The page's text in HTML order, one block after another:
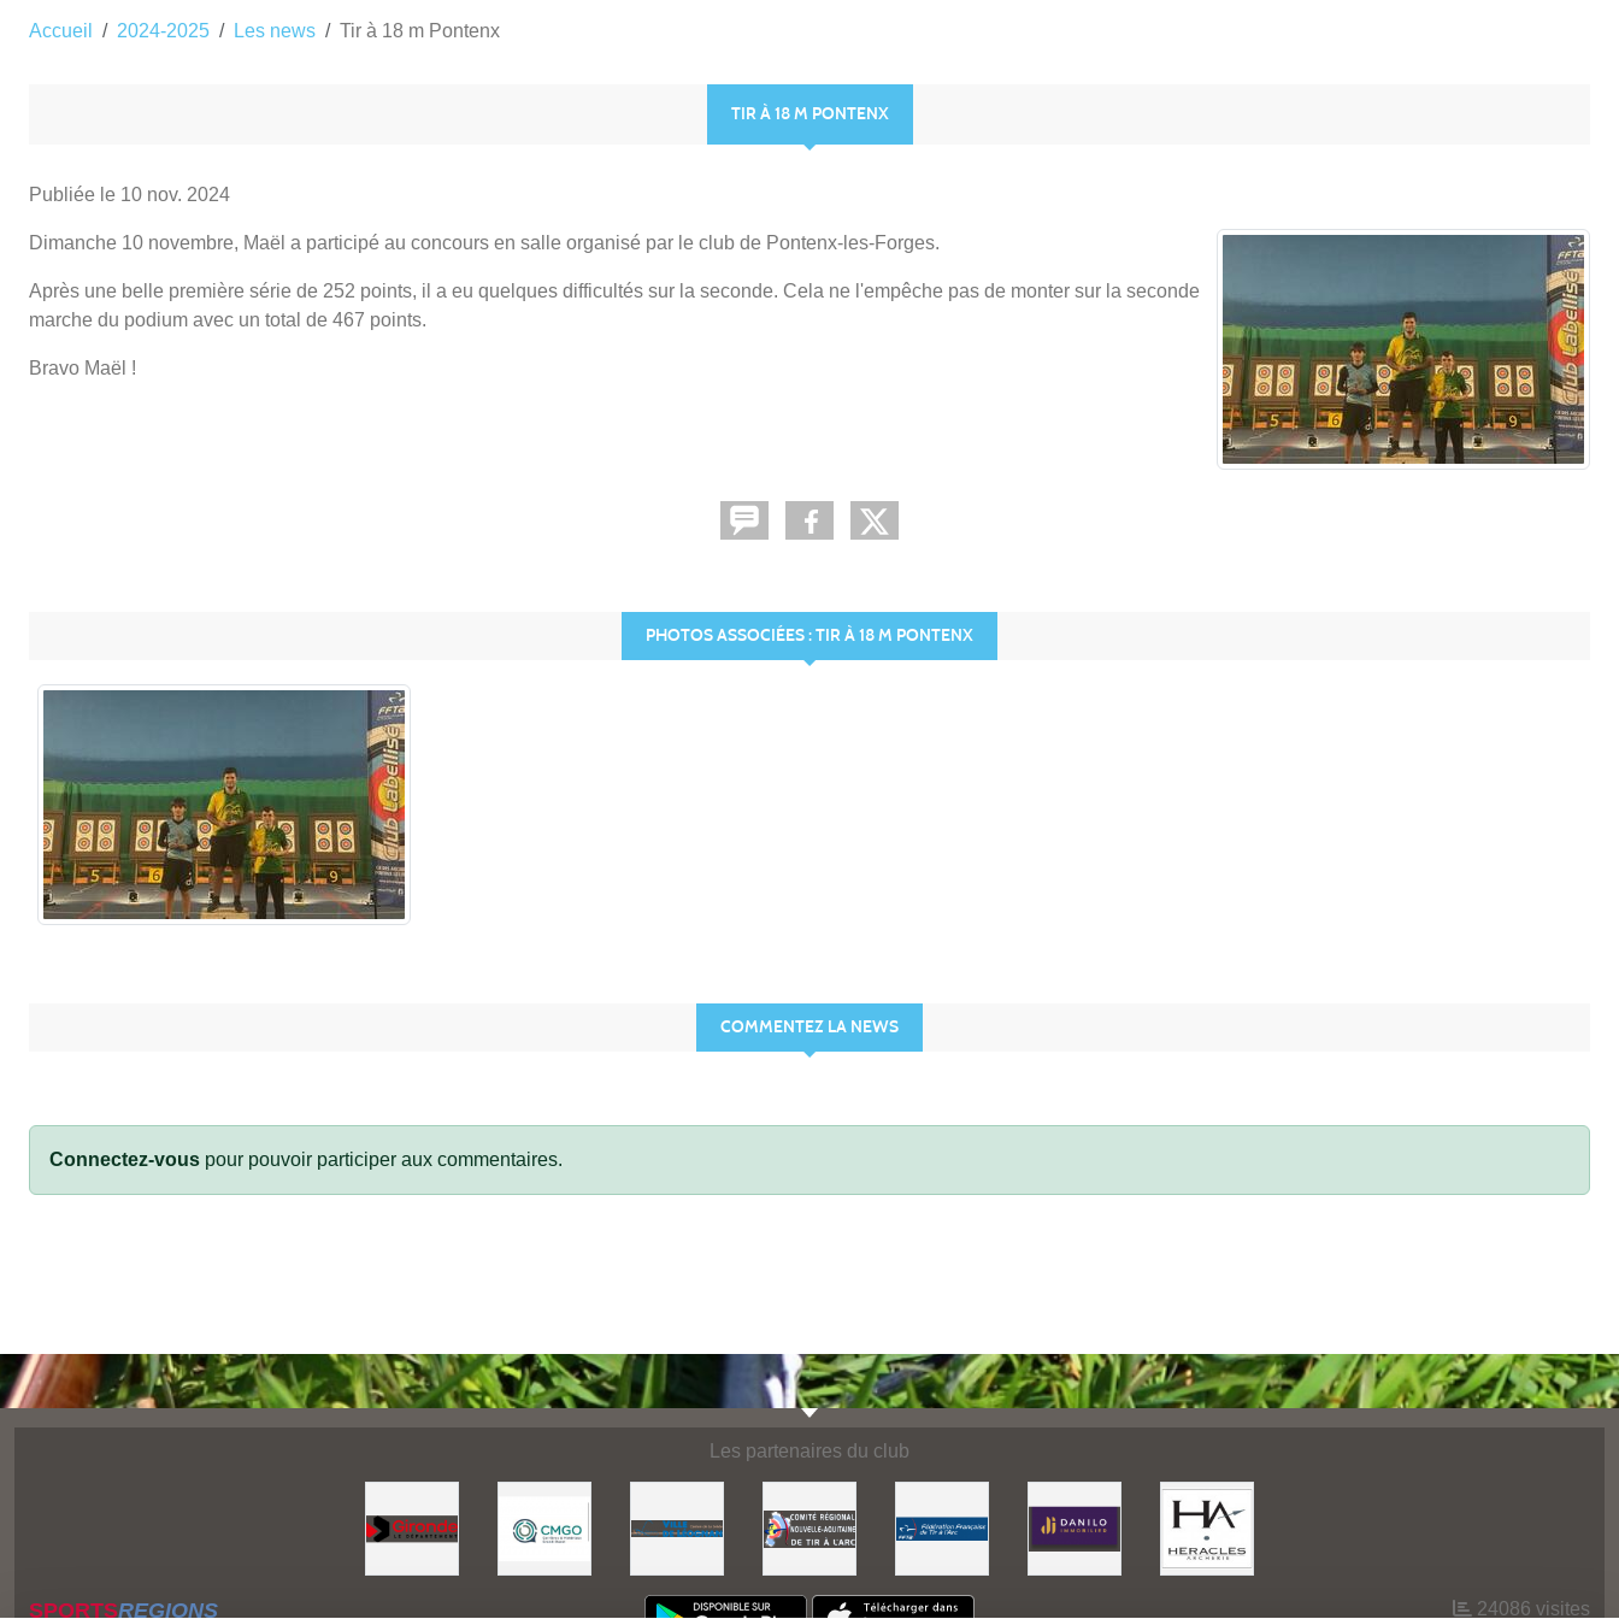
Accueil 2024-2025 Les news Tir à 18 m Pontenx
TIR À 18 M PONTENX
Publiée le 10 nov. 2024
Dimanche 10 novembre, Maël a participé au concours en salle organisé par le club de Pontenx-les-Forges.
Après une belle première série de 252 points, il a eu quelques difficultés sur la seconde. Cela ne l'empêche pas de monter sur la seconde
marche du podium avec un total de 467 points.
Bravo Maël !
PHOTOS ASSOCIÉES : TIR À 18 M PONTENX
COMMENTEZ LA NEWS
Connectez-vous pour pouvoir participer aux commentaires.
Les partenaires du club
SPORTSREGIONS 24086 visites